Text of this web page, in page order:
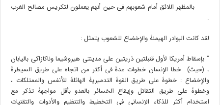
بالمظهر اللائق أمام شعوبهم فی حین أنهم یعملون لتکریس مصالح الغرب
.
لقد کانت البوادر الهیمنۀ والإخضاع للشعوب یتمثل :
” بإسقاط أمریکا لأول قنبلتین ذریتین على مدینتی هیروشیما وناکازاکی بالیابان
، (حیث) خطا الإنسان خطوات عدۀ فی أکثر من اتجاه على طریق السیطرۀ
والإخضاع : خطوۀ على طریق القوۀ التدمیریۀ الهائلۀ للأنفس والممتلکات ،
وخطوۀ على طریق التقاتل وإیقاع الخسائر بالعدو بأقل مواجهۀ تذکر مع
استخدام أکثر للذکاء الإنسانی فی التخطیط والتنظیم والأدوات والتقنیات